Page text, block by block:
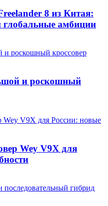
8 из Китая:
глобальные амбиции
и роскошный
Wey V9X для